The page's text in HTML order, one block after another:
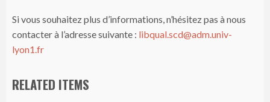
Si vous souhaitez plus d’informations, n’hésitez pas à nous
contacter à l’adresse suivante : libqual.scd@adm.univ-
lyon1.fr
RELATED ITEMS